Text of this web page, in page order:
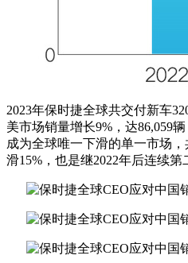
2023年保时捷全球共交付新车
美市场销量增长9%，达86,059
成为全球唯一下滑的单一市场
滑15%，也是继2022年后连续第